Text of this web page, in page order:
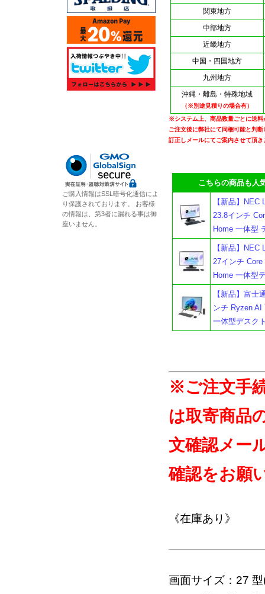
関東地方
中部地方
近畿地方
中国・四国地方
九州地方
沖縄・離島・特殊地域
（※別途見積りの場合有）
※システム上、商品数量ごとに送料
ご注文後に弊社にて同梱可能と判
訂正しメールにてご案内させて頂き
こちらの商品も人気
【新品】
23.8インチ
Home 一体型
【新品】
27インチ
Home 一体型
【新品】富
ンチ Ryzen AI
一体型デスク
※ご注文手
は取寄商品
文確認メー
確認をお願
《在庫あり》
画面サイズ：27
ご購入情報はSSL暗号化通信によ
り保護されております。 お客様
の情報は、第3者に漏れる事は御
座いません。